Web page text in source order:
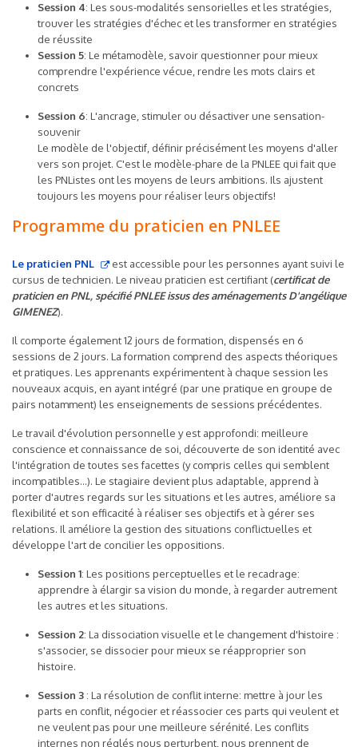
Session 4: Les sous-modalités sensorielles et les stratégies,
trouver les stratégies d'échec et les transformer en stratégies
de réussite
Session 5: Le métamodèle, savoir questionner pour mieux
comprendre l'expérience vécue, rendre les mots clairs et
concrets
Session 6: L'ancrage, stimuler ou désactiver une sensation-
souvenir
Le modèle de l'objectif, définir précisément les moyens d'aller
vers son projet. C'est le modèle-phare de la PNLEE qui fait que
les PNListes ont les moyens de leurs ambitions. Ils ajustent
toujours les moyens pour réaliser leurs objectifs!
Programme du praticien en PNLEE
Le praticien PNL
est accessible pour les personnes ayant suivi le
cursus de technicien. Le niveau praticien est certifiant (certificat de
praticien en PNL, spécifié PNLEE issus des aménagements D'angélique
GIMENEZ).
Il comporte également 12 jours de formation, dispensés en 6
sessions de 2 jours. La formation comprend des aspects théoriques
et pratiques. Les apprenants expérimentent à chaque session les
nouveaux acquis, en ayant intégré (par une pratique en groupe de
pairs notamment) les enseignements de sessions précédentes.
Le travail d'évolution personnelle y est approfondi: meilleure
conscience et connaissance de soi, découverte de son identité avec
l'intégration de toutes ses facettes (y compris celles qui semblent
incompatibles...). Le stagiaire devient plus adaptable, apprend à
porter d'autres regards sur les situations et les autres, améliore sa
flexibilité et son efficacité à réaliser ses objectifs et à gérer ses
relations. Il améliore la gestion des situations conflictuelles et
développe l'art de concilier les oppositions.
Session 1: Les positions perceptuelles et le recadrage:
apprendre à élargir sa vision du monde, à regarder autrement
les autres et les situations.
Session 2: La dissociation visuelle et le changement d'histoire :
s'associer, se dissocier pour mieux se réapproprier son
histoire.
Session 3 : La résolution de conflit interne: mettre à jour les
parts en conflit, négocier et réassocier ces parts qui veulent et
ne veulent pas pour une meilleure sérénité. Les conflits
internes non réglés nous perturbent, nous prennent de